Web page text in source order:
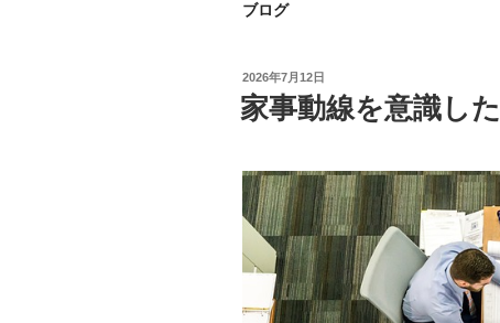
ブログ
投
稿
日:
2026年7月12日
家事動線を意識し